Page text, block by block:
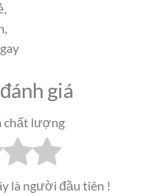
giá
chất lượng
là người đầu tiên !